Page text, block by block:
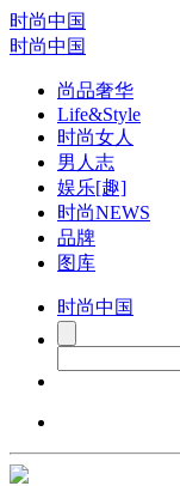
时尚中国
时尚中国
尚品奢华
Life&Style
时尚女人
男人志
娱乐[趣]
时尚NEWS
品牌
图库
时尚中国